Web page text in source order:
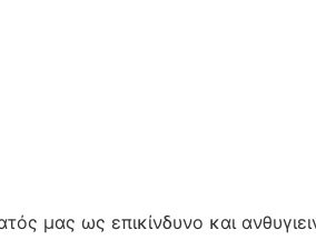
μας ως επικίνδυνο και